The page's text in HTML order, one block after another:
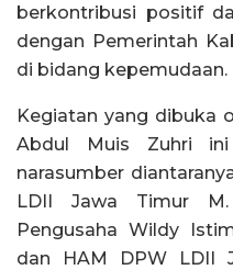
berkontribusi positif
dengan Pemerintah
di bidang kepemudaan.
Kegiatan yang dibuka
Abdul Muis Zuhri ini
narasumber
LDII Jawa Timur
Pengusaha Wildy
dan HAM DPW LDII